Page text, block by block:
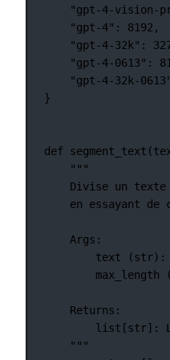
"gpt-4-vision-
"gpt-4" : 8192 ,
"gpt-4-32k" :
"gpt-4-0613" :
"gpt-4-32k-0613"
}
def segment_text
"""
Divise un texte
en essayant de
Args:
text (str):
max_length
Returns:
list[str]:
"""